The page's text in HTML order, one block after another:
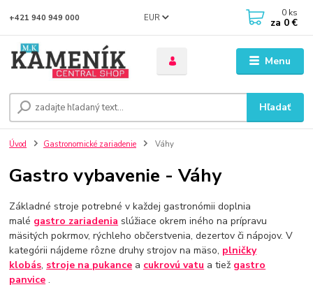
Menu
EUR
Hľadať
+421 940 949 000 0 ks
za 0 €
Úvod Gastronomické zariadenie Váhy
Gastro vybavenie - Váhy
Základné stroje potrebné v každej gastronómii doplnia
malé gastro zariadenia slúžiace okrem iného na prípravu
mäsitých pokrmov, rýchleho občerstvenia, dezertov či nápojov. V
kategórii nájdeme rôzne druhy strojov na mäso, plničky
klobás, stroje na pukance a cukrovú vatu a tiež gastro
panvice .